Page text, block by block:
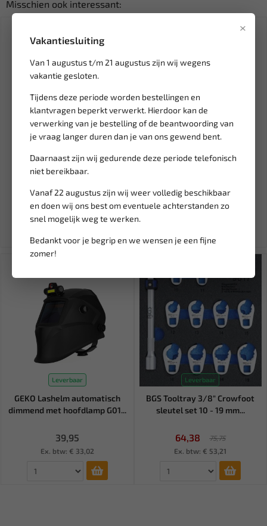
×
Vakantiesluiting
Van 1 augustus t/m 21 augustus zijn wij wegens
vakantie gesloten.
Tijdens deze periode worden bestellingen en
klantvragen beperkt verwerkt. Hierdoor kan de
verwerking van je bestelling of de beantwoording van
je vraag langer duren dan je van ons gewend bent.
Daarnaast zijn wij gedurende deze periode telefonisch
niet bereikbaar.
Vanaf 22 augustus zijn wij weer volledig beschikbaar
en doen wij ons best om eventuele achterstanden zo
snel mogelijk weg te werken.
Bedankt voor je begrip en we wensen je een fijne
zomer!
Misschien ook interessant:
Leverbaar
JBM Inbussleutel set TORX
kleurgecodeerd JBM-54532
18,03
Leverbaar
FORCE Kettingspanner voor
38,41
Leverbaar
GEKO Lashelm automatisch
dimmend met hoofdlamp G01...
39,95
Ex. btw: € 33,02
Leverbaar
BGS Tooltray 3/8" Crowfoot
sleutel set 10 - 19 mm...
64,38
75,75
Ex. btw: € 53,21